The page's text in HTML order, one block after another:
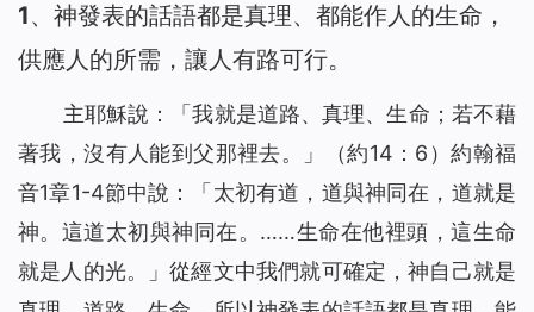
1、神發表的話語都是真理、都能作人的生命，
供應人的所需，讓人有路可行。
主耶穌說：「我就是道路、真理、生命；若不藉
著我，沒有人能到父那裡去。
」（約14：6）約翰福
音1章1-4節中說：「太初有道，道與神同在，道就是
神。這道太初與神同在。……生命在他裡頭，這生命
就是人的光。」從經文中我們就可確定，神自己就是